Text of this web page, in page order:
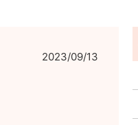
2023/09/13